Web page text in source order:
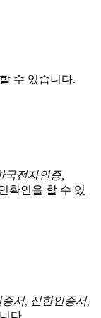
수 있습니다.
국전자인증,
확인을 할 수 있
서, 신한인증서,